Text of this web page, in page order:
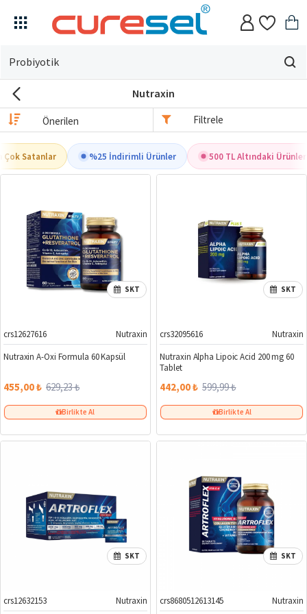
Evin
için
arıyorsun?
Nutraxin
Filtrele
Çok Satanlar %25 İndirimli Ürünler 500 TL Altındaki Ürünler
%28
SKT
crs12627616
Nutraxin
Nutraxin A-Oxi Formula 60 Kapsül
455,00 ₺ 629,23 ₺
Birlikte Al
%26
SKT
crs32095616
Nutraxin
Nutraxin Alpha Lipoic Acid 200 mg 60
Tablet
442,00 ₺ 599,99 ₺
Birlikte Al
%33
SKT
crs12632153 Nutraxin %29
SKT
crs8680512613145 Nutraxin